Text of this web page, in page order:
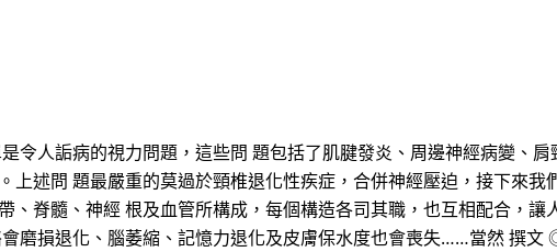
令人詬病的視力問題，這些問 題包括了肌腱發炎、周邊神經病變、
上述問 題最嚴重的莫過於頸椎退化性疾症，合併神經壓迫，接下來我
、脊髓、神經 根及血管所構成，每個構造各司其職，也互相配合，
磨損退化、腦萎縮、記憶力退化及皮膚保水度也會喪失……當然 撰